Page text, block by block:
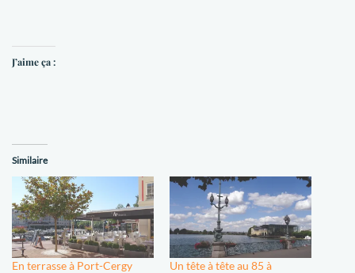
J’aime ça :
Similaire
En terrasse à Port-Cergy
Un tête à tête au 85 à